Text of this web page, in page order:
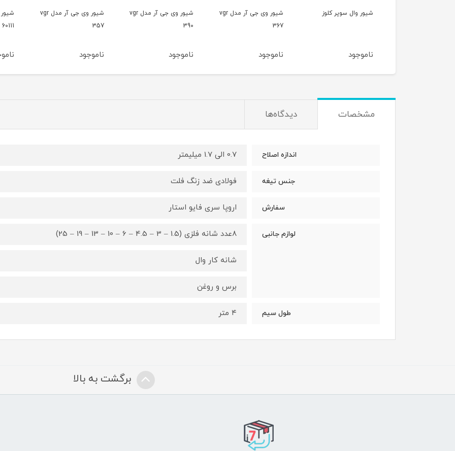
ناموجود
شیور وی جی آر مدل vgr
390
ناموجود
شیور وی جی آر مدل vgr
357
ناموجود
شیور دی اس پی مدل
60111
ناموجود
g66
مشخصات دیدگاه‌ها
اندازه اصلاح 0.7 الی 1.7 میلیمتر
جنس تیغه فولادی ضد زنگ فلت
سفارش اروپا سری فایو استار
لوازم جانبی ۸عدد شانه فلزی (1.5 – 3 – 4.5 – 6 – 10 – 13 – 19 – 25)
شانه کار وال
برس و روغن
طول سیم ۴ متر
برگشت به بالا